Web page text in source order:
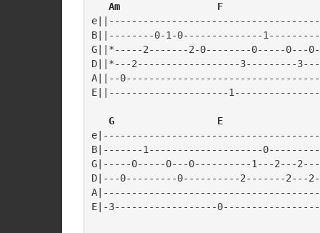
   Am                 F
B||--------0-1-0--------------
G||*-----2-------2-0--------0-----0---
D||*---2------------------3---------
A||--
E||---------------------
   G                  E
B|-------1--------------------
G|-----0-----0---0----------1---2---
D|---0---------0----------2-------2---